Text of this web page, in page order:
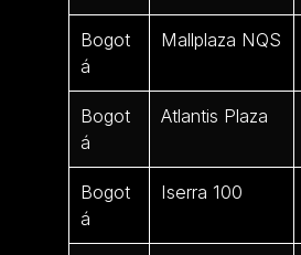
Bogot
á
Mallplaza NQS
Bogot
á
Atlantis Plaza
Bogot
á
Iserra 100